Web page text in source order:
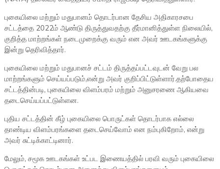
புகையிலை மற்றும் மதுபானம் தொடர்பான தேசிய அதிகாரசபை
சட்டத்தை 2022ம் ஆண்டு திருத்துவதற்கு தீர்மானித்துள்ள நிலையில்,
குறித்த மாற்றங்கள் நடைமுறைக்கு வரும் என அவர் ஊடகங்களுக்கு
இன்று தெரிவித்தார்.
புகையிலை மற்றும் மதுபானச் சட்டம் திருத்தப்பட்டவுடன் வேறு பல
மாற்றங்களும் செய்யப்படும்,என்று அவர் குறிப்பிட்டுள்ளார்.தற்போதைய
சட்டத்தின்படி, புகையிலை விளம்பரம் மற்றும் அனுசரணை ஆகியவை
தடைசெய்யப்பட்டுள்ளன.
புதிய சட்டத்தின் கீழ் புகையிலை பொருட்கள் தொடர்பாக எல்லை
தாண்டிய விளம்பரங்களை தடைசெய்வோம் என நம்புகிறோம், என்று
அவர் சுட்டிக்காட்டினார்.
மேலும், சமூக ஊடகங்கள் உட்பட இணையத்தில் பரவி வரும் புகையிலை